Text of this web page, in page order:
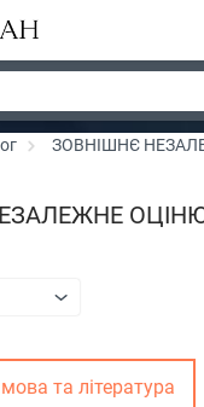
~ 200 грн ~ 250 грн ~
РОЗПРОДАЖ
ЗОВНІШНЄ
та література